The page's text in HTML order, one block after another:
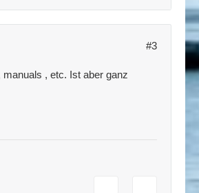
#3
, etc. Ist aber ganz